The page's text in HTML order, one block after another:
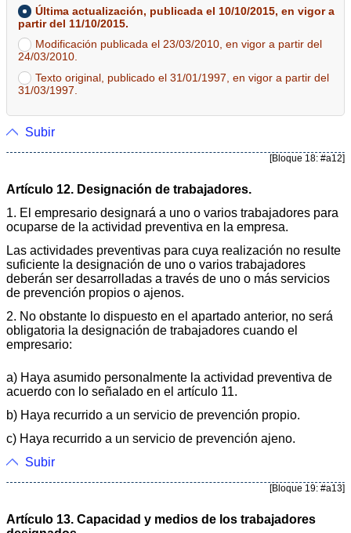
Última actualización, publicada el 10/10/2015, en vigor a
partir del 11/10/2015.
Modificación publicada el 23/03/2010, en vigor a partir del
24/03/2010.
Texto original, publicado el 31/01/1997, en vigor a partir del
31/03/1997.
Subir
[Bloque 18: #a12]
Artículo 12. Designación de trabajadores.
1. El empresario designará a uno o varios trabajadores para
ocuparse de la actividad preventiva en la empresa.
Las actividades preventivas para cuya realización no resulte
suficiente la designación de uno o varios trabajadores
deberán ser desarrolladas a través de uno o más servicios
de prevención propios o ajenos.
2. No obstante lo dispuesto en el apartado anterior, no será
obligatoria la designación de trabajadores cuando el
empresario:
a) Haya asumido personalmente la actividad preventiva de
acuerdo con lo señalado en el artículo 11.
b) Haya recurrido a un servicio de prevención propio.
c) Haya recurrido a un servicio de prevención ajeno.
Subir
[Bloque 19: #a13]
Artículo 13. Capacidad y medios de los trabajadores